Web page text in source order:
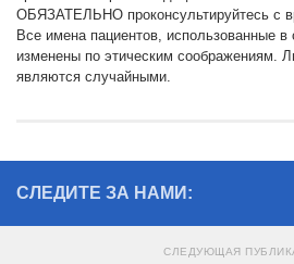
ОБЯЗАТЕЛЬНО проконсультируйтесь с
Все имена пациентов, использованные в
изменены по этическим соображениям.
являются случайными.
СЛЕДИТЕ ЗА НАМИ:
СЛЕДУЮЩАЯ